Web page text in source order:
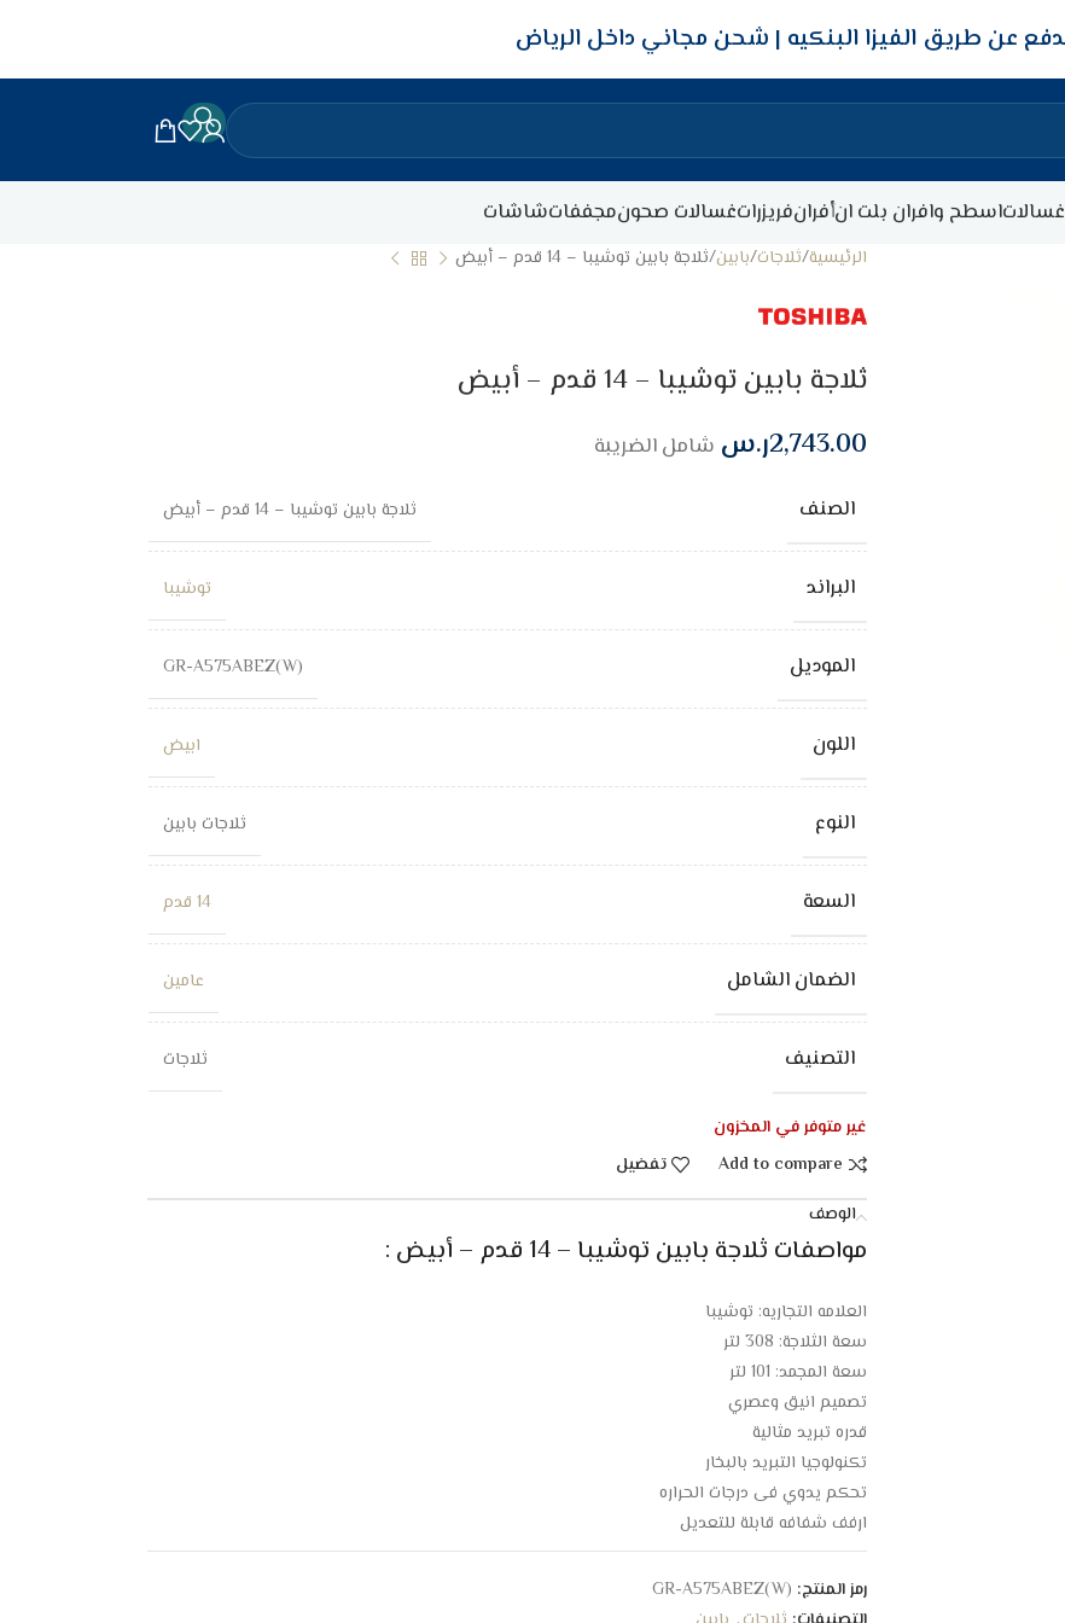
شحن مجاني داخل الرياض
غسالاتاسطح وافران بلت انأفرانفريزراتغسالات صحونمجففاتشاشات
الرئيسية ثلاجات بابين ثلاجة بابين توشيبا – 14 قدم – أبيض
ثلاجة بابين توشيبا – 14 قدم – أبيض
2,743.00ر.س شامل الضريبة
الصنف ثلاجة بابين توشيبا – 14 قدم – أبيض
البراند توشيبا
الموديل GR-A575ABEZ(W)
اللون ابيض
النوع ثلاجات بابين
السعة 14 قدم
الضمان الشامل عامين
التصنيف ثلاجات
غير متوفر في المخزون
Add to compare
تفضيل
الوصف
مواصفات ثلاجة بابين توشيبا – 14 قدم – أبيض :
العلامه التجاريه: توشيبا
سعة الثلاجة: 308 لتر
سعة المجمد: 101 لتر
تصميم انيق وعصري
قدره تبريد مثالية
تكنولوجيا التبريد بالبخار
تحكم يدوي فى درجات الحراره
ارفف شفافه قابلة للتعديل
اضاءة داخلية LED
قفل امان ومفتاح للحمايه من عبث الاطفال
مزيل روائح هجين للقضاء على البكتريا
رمز المنتج: GR-A575ABEZ(W)